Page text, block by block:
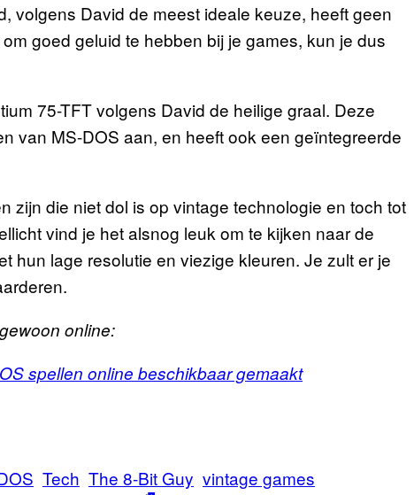
volgens David de meest ideale keuze, heeft geen
goed geluid te hebben bij je games, kun je dus
75-TFT volgens David de heilige graal. Deze
van MS-DOS aan, en heeft ook een geïntegreerde
zijn die niet dol is op vintage technologie en toch tot
vind je het alsnog leuk om te kijken naar de
hun lage resolutie en viezige kleuren. Je zult er je
online:
spellen online beschikbaar gemaakt
Tech The 8-Bit Guy vintage games